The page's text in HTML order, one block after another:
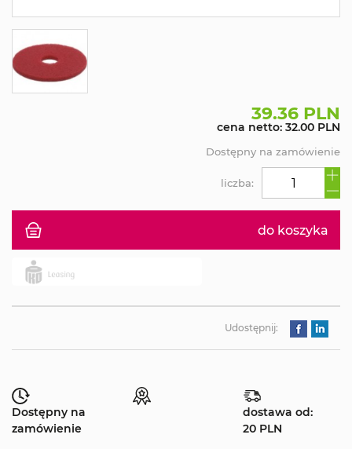
39.36 PLN
cena netto: 32.00 PLN
do koszyka
liczba:
Dostępny na zamówienie
Udostępnij:
Dostępny na
zamówienie
dostawa od:
20 PLN